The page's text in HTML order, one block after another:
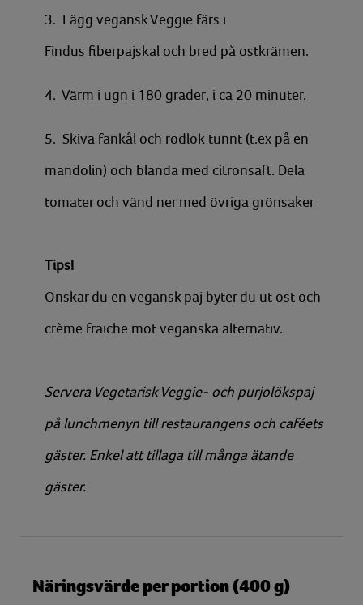
3. Lägg vegansk Veggie färs i
Findus fiberpajskal och bred på ostkrämen.
4. Värm i ugn i 180 grader, i ca 20 minuter.
5. Skiva fänkål och rödlök tunnt (t.ex på en
mandolin) och blanda med citronsaft. Dela
tomater och vänd ner med övriga grönsaker
Tips!
Önskar du en vegansk paj byter du ut ost och
crème fraiche mot veganska alternativ.
Servera Vegetarisk Veggie- och purjolökspaj
på lunchmenyn till restaurangens och caféets
gäster. Enkel att tillaga till många ätande
gäster.
Näringsvärde per portion (400 g)